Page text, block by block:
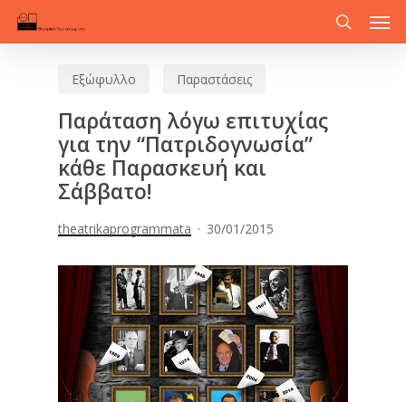
Skip
search
Εξώφυλλο Παραστάσεις
Παράταση λόγω επιτυχίας
για την “Πατριδογνωσία”
κάθε Παρασκευή και
Σάββατο!
theatrikaprogrammata 30/01/2015